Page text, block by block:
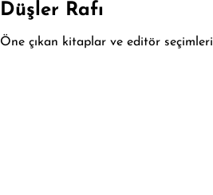
Düşler Rafı
Öne çıkan kitaplar ve editör seçimleri